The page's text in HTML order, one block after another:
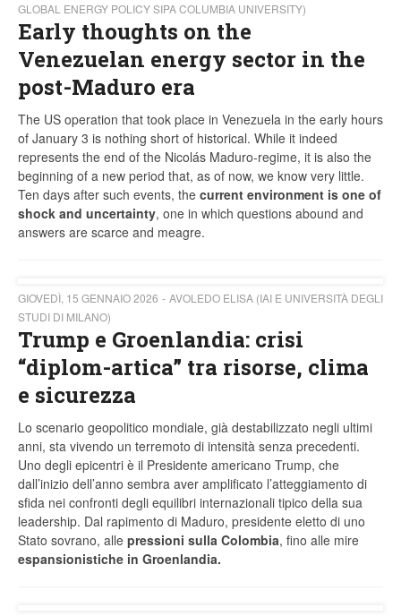
GLOBAL ENERGY POLICY SIPA COLUMBIA UNIVERSITY)
Early thoughts on the
Venezuelan energy sector in the
post-Maduro era
The US operation that took place in Venezuela in the early hours
of January 3 is nothing short of historical. While it indeed
represents the end of the Nicolás Maduro-regime, it is also the
beginning of a new period that, as of now, we know very little.
Ten days after such events, the current environment is one of
shock and uncertainty, one in which questions abound and
answers are scarce and meagre.
GIOVEDÌ, 15 GENNAIO 2026
AVOLEDO ELISA (IAI E UNIVERSITÀ DEGLI
STUDI DI MILANO)
Trump e Groenlandia: crisi
“diplom-artica” tra risorse, clima
e sicurezza
Lo scenario geopolitico mondiale, già destabilizzato negli ultimi
anni, sta vivendo un terremoto di intensità senza precedenti.
Uno degli epicentri è il Presidente americano Trump, che
dall’inizio dell’anno sembra aver amplificato l’atteggiamento di
sfida nei confronti degli equilibri internazionali tipico della sua
leadership. Dal rapimento di Maduro, presidente eletto di uno
Stato sovrano, alle pressioni sulla Colombia, fino alle mire
espansionistiche in Groenlandia.